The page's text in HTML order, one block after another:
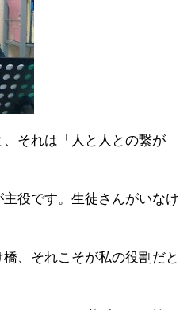
それは「人と人との繋が
役です。生徒さんがいなけ
、それこそが私の役割だと